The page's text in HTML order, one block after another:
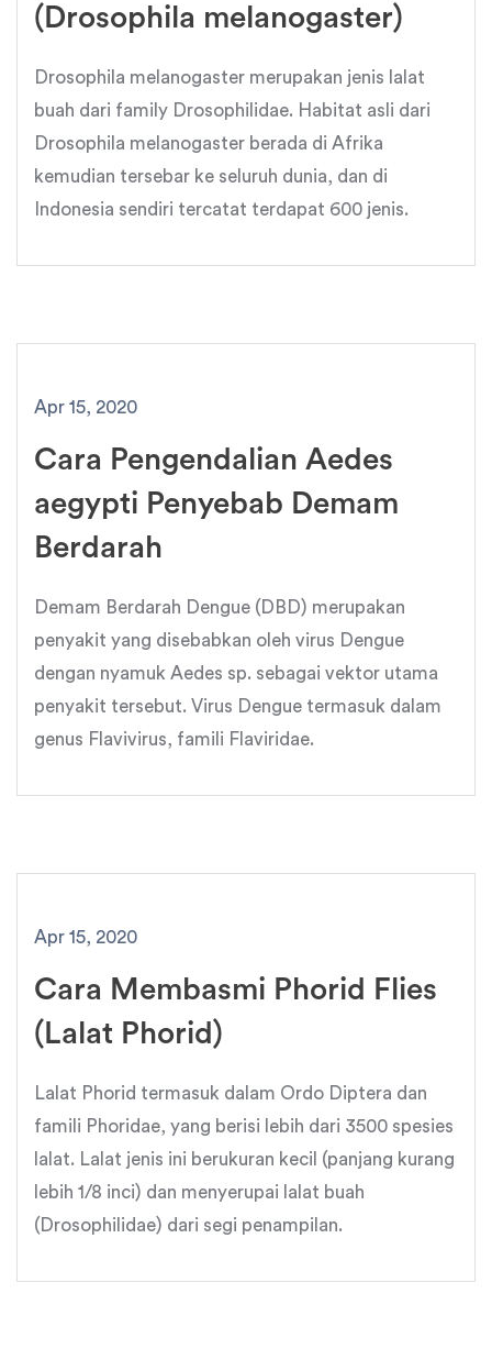
(Drosophila melanogaster)
Drosophila melanogaster merupakan jenis lalat
buah dari family Drosophilidae. Habitat asli dari
Drosophila melanogaster berada di Afrika
kemudian tersebar ke seluruh dunia, dan di
Indonesia sendiri tercatat terdapat 600 jenis.
Apr 15, 2020
Cara Pengendalian Aedes
aegypti Penyebab Demam
Berdarah
Demam Berdarah Dengue (DBD) merupakan
penyakit yang disebabkan oleh virus Dengue
dengan nyamuk Aedes sp. sebagai vektor utama
penyakit tersebut. Virus Dengue termasuk dalam
genus Flavivirus, famili Flaviridae.
Apr 15, 2020
Cara Membasmi Phorid Flies
(Lalat Phorid)
Lalat Phorid termasuk dalam Ordo Diptera dan
famili Phoridae, yang berisi lebih dari 3500 spesies
lalat. Lalat jenis ini berukuran kecil (panjang kurang
lebih 1/8 inci) dan menyerupai lalat buah
(Drosophilidae) dari segi penampilan.